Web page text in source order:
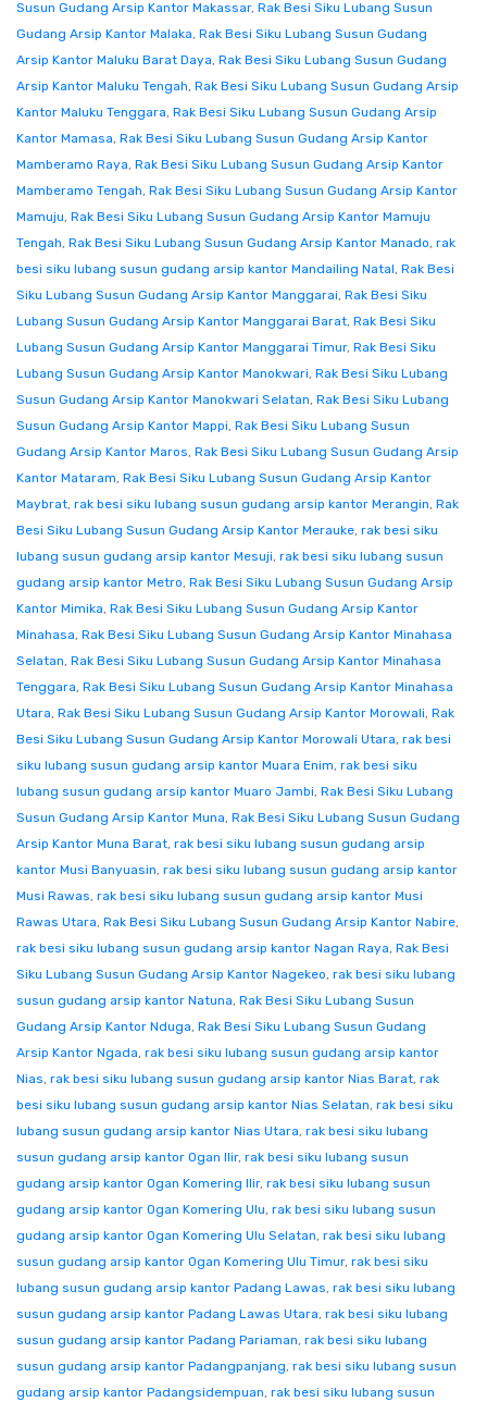
Susun Gudang Arsip Kantor Makassar, Rak Besi Siku Lubang Susun
Gudang Arsip Kantor Malaka, Rak Besi Siku Lubang Susun Gudang
Arsip Kantor Maluku Barat Daya, Rak Besi Siku Lubang Susun Gudang
Arsip Kantor Maluku Tengah, Rak Besi Siku Lubang Susun Gudang Arsip
Kantor Maluku Tenggara, Rak Besi Siku Lubang Susun Gudang Arsip
Kantor Mamasa, Rak Besi Siku Lubang Susun Gudang Arsip Kantor
Mamberamo Raya, Rak Besi Siku Lubang Susun Gudang Arsip Kantor
Mamberamo Tengah, Rak Besi Siku Lubang Susun Gudang Arsip Kantor
Mamuju, Rak Besi Siku Lubang Susun Gudang Arsip Kantor Mamuju
Tengah, Rak Besi Siku Lubang Susun Gudang Arsip Kantor Manado, rak
besi siku lubang susun gudang arsip kantor Mandailing Natal, Rak Besi
Siku Lubang Susun Gudang Arsip Kantor Manggarai, Rak Besi Siku
Lubang Susun Gudang Arsip Kantor Manggarai Barat, Rak Besi Siku
Lubang Susun Gudang Arsip Kantor Manggarai Timur, Rak Besi Siku
Lubang Susun Gudang Arsip Kantor Manokwari, Rak Besi Siku Lubang
Susun Gudang Arsip Kantor Manokwari Selatan, Rak Besi Siku Lubang
Susun Gudang Arsip Kantor Mappi, Rak Besi Siku Lubang Susun
Gudang Arsip Kantor Maros, Rak Besi Siku Lubang Susun Gudang Arsip
Kantor Mataram, Rak Besi Siku Lubang Susun Gudang Arsip Kantor
Maybrat, rak besi siku lubang susun gudang arsip kantor Merangin, Rak
Besi Siku Lubang Susun Gudang Arsip Kantor Merauke, rak besi siku
lubang susun gudang arsip kantor Mesuji, rak besi siku lubang susun
gudang arsip kantor Metro, Rak Besi Siku Lubang Susun Gudang Arsip
Kantor Mimika, Rak Besi Siku Lubang Susun Gudang Arsip Kantor
Minahasa, Rak Besi Siku Lubang Susun Gudang Arsip Kantor Minahasa
Selatan, Rak Besi Siku Lubang Susun Gudang Arsip Kantor Minahasa
Tenggara, Rak Besi Siku Lubang Susun Gudang Arsip Kantor Minahasa
Utara, Rak Besi Siku Lubang Susun Gudang Arsip Kantor Morowali, Rak
Besi Siku Lubang Susun Gudang Arsip Kantor Morowali Utara, rak besi
siku lubang susun gudang arsip kantor Muara Enim, rak besi siku
lubang susun gudang arsip kantor Muaro Jambi, Rak Besi Siku Lubang
Susun Gudang Arsip Kantor Muna, Rak Besi Siku Lubang Susun Gudang
Arsip Kantor Muna Barat, rak besi siku lubang susun gudang arsip
kantor Musi Banyuasin, rak besi siku lubang susun gudang arsip kantor
Musi Rawas, rak besi siku lubang susun gudang arsip kantor Musi
Rawas Utara, Rak Besi Siku Lubang Susun Gudang Arsip Kantor Nabire,
rak besi siku lubang susun gudang arsip kantor Nagan Raya, Rak Besi
Siku Lubang Susun Gudang Arsip Kantor Nagekeo, rak besi siku lubang
susun gudang arsip kantor Natuna, Rak Besi Siku Lubang Susun
Gudang Arsip Kantor Nduga, Rak Besi Siku Lubang Susun Gudang
Arsip Kantor Ngada, rak besi siku lubang susun gudang arsip kantor
Nias, rak besi siku lubang susun gudang arsip kantor Nias Barat, rak
besi siku lubang susun gudang arsip kantor Nias Selatan, rak besi siku
lubang susun gudang arsip kantor Nias Utara, rak besi siku lubang
susun gudang arsip kantor Ogan Ilir, rak besi siku lubang susun
gudang arsip kantor Ogan Komering Ilir, rak besi siku lubang susun
gudang arsip kantor Ogan Komering Ulu, rak besi siku lubang susun
gudang arsip kantor Ogan Komering Ulu Selatan, rak besi siku lubang
susun gudang arsip kantor Ogan Komering Ulu Timur, rak besi siku
lubang susun gudang arsip kantor Padang Lawas, rak besi siku lubang
susun gudang arsip kantor Padang Lawas Utara, rak besi siku lubang
susun gudang arsip kantor Padang Pariaman, rak besi siku lubang
susun gudang arsip kantor Padangpanjang, rak besi siku lubang susun
gudang arsip kantor Padangsidempuan, rak besi siku lubang susun